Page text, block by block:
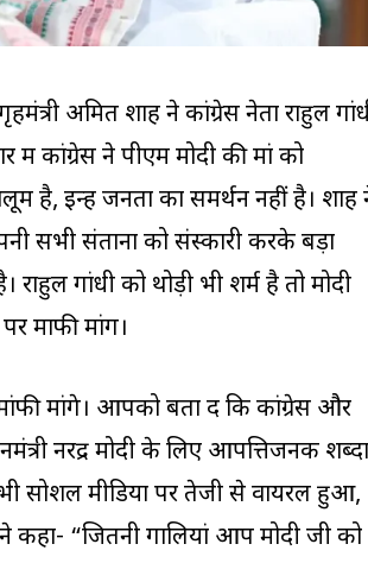
अमित शाह ने कांग्रेस नेता राहुल
में कांग्रेस ने पीएम मोदी की मां को
है, इन्हें जनता का समर्थन नहीं है। शाह
सभी संतानों को संस्कारी करके बड़ा
राहुल गांधी को थोड़ी भी शर्म है तो मोदी
माफी मांगें।
मांगे। आपको बता दें कि कांग्रेस और
नरेंद्र मोदी के लिए आपत्तिजनक शब्दों
सोशल मीडिया पर तेजी से वायरल हुआ,
“जितनी गालियां आप मोदी जी को